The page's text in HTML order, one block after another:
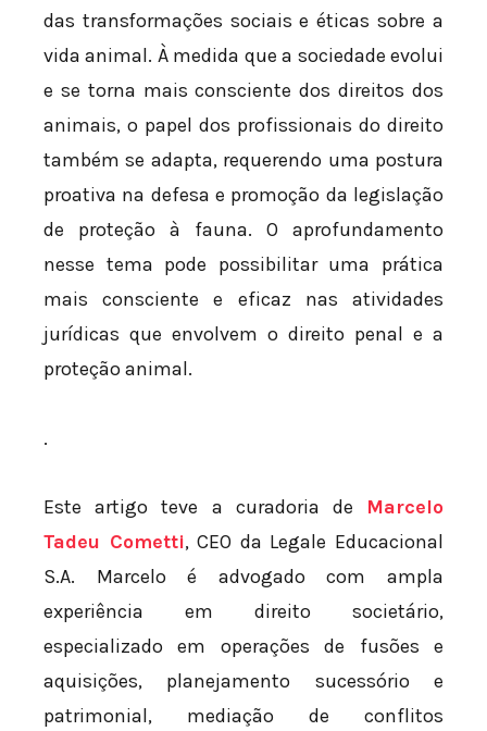
das transformações sociais e éticas sobre a
vida animal. À medida que a sociedade evolui
e se torna mais consciente dos direitos dos
animais, o papel dos profissionais do direito
também se adapta, requerendo uma postura
proativa na defesa e promoção da legislação
de proteção à fauna. O aprofundamento
nesse tema pode possibilitar uma prática
mais consciente e eficaz nas atividades
jurídicas que envolvem o direito penal e a
proteção animal.
.
Este artigo teve a curadoria de Marcelo
Tadeu Cometti, CEO da Legale Educacional
S.A. Marcelo é advogado com ampla
experiência em direito societário,
especializado em operações de fusões e
aquisições, planejamento sucessório e
patrimonial, mediação de conflitos